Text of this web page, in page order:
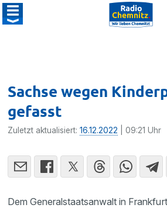
Sachse wegen
gefasst
Zuletzt aktualisiert:16.12.2022 | 09:21 Uhr
Dem Generalstaatsanwalt in